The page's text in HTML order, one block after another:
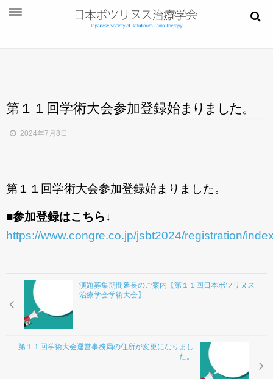
プログラム
今後・過去の学術大会
ご入会
お問合わせ
第１１回学術大会参加登録始ま り ま した。
2024年7月8日
第１１回学術大会参加登録始まりました。
■参加登録はこちら↓
https://www.congre.co.jp/jsbt2024/registration/
演題募集期間延長のご案内【第１１回日本ボツリヌス
治療学会学術大会】
第１１回学術大会運営事務局の住所が変更になりまし
た。